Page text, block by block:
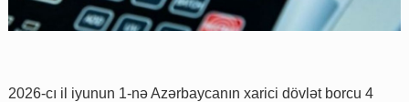
2026-cı il iyunun 1-nə Azərbaycanın xarici dövlət borcu 4